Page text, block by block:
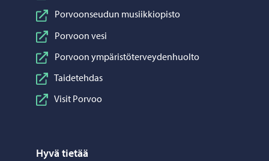
Porvoonseudun musiikkiopisto
Porvoon vesi
Porvoon ympäristöterveydenhuolto
Taidetehdas
Visit Porvoo
Hyvä tietää